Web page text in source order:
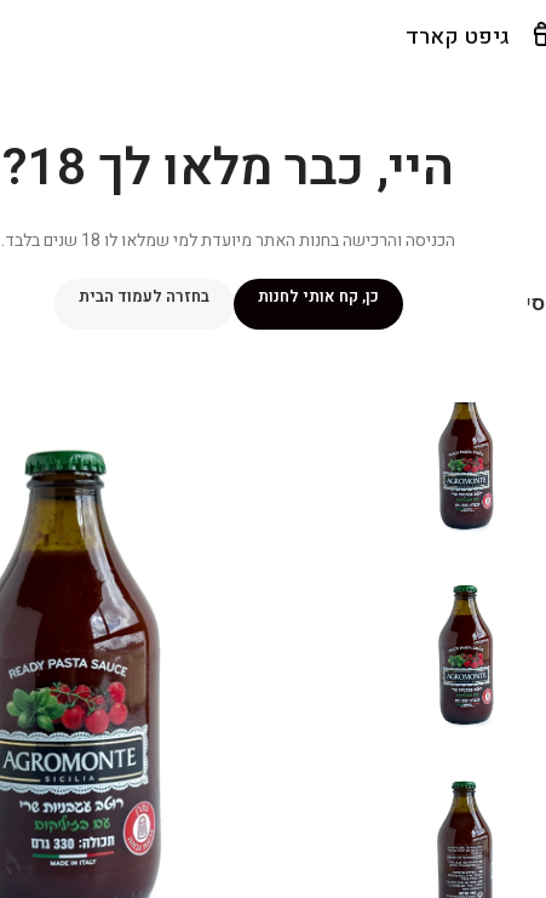
היי, כבר מלאו לך 18?
הכניסה והרכישה בחנות האתר מיועדת למי שמלאו לו 18 שנים בלבד.
כן, קח אותי לחנות בחזרה לעמוד הבית
גיפט קארד
שלי מתכוניםמנוי ״אליטה פלוס״חנותפרסומים במדיה